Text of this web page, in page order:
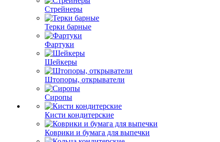
Стрейнеры
Терки барные
Фартуки
Шейкеры
Штопоры, открыватели
Сиропы
Кисти кондитерские
Коврики и бумага для выпечки